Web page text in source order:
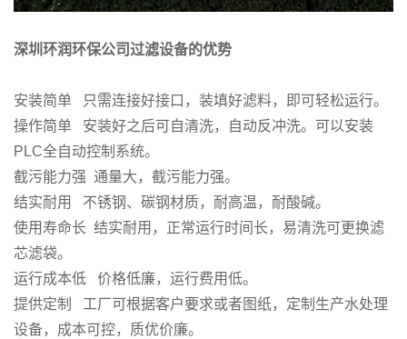
深圳环润环保公司过滤设备的优势
安装简单 只需连接好接口，装填好滤料，即可轻松运行。
操作简单 安装好之后可自清洗，自动反冲洗。可以安装
PLC全自动控制系统。
截污能力强 通量大，截污能力强。
结实耐用 不锈钢、碳钢材质，耐高温，耐酸碱。
使用寿命长 结实耐用，正常运行时间长，易清洗可更换滤
芯滤袋。
运行成本低 价格低廉，运行费用低。
提供定制 工厂可根据客户要求或者图纸，定制生产水处理
设备，成本可控，质优价廉。